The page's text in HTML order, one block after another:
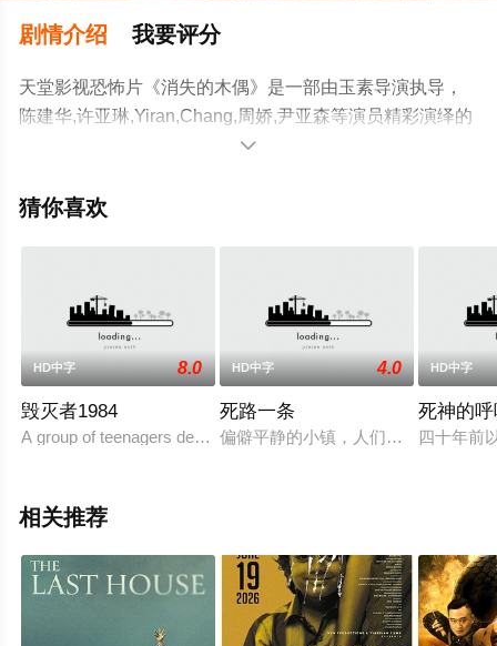
剧情介绍 我要评分
天堂影视恐怖片《消失的木偶》是一部由玉素导演执导，
陈建华,许亚琳,Yiran,Chang,周娇,尹亚森等演员精彩演绎的
中国大陆电影，手机免费观看高清未删减完整版电影大全
猫或剧情网等平台了解。

猜你喜欢
HD中字 8.0
毁灭者1984
A group of teenagers decide to take a vacation at the beach
HD中字 4.0
死路一条
偏僻平静的小镇，人们各有各的烦恼
HD中字
死神的
四十年前
相关推荐